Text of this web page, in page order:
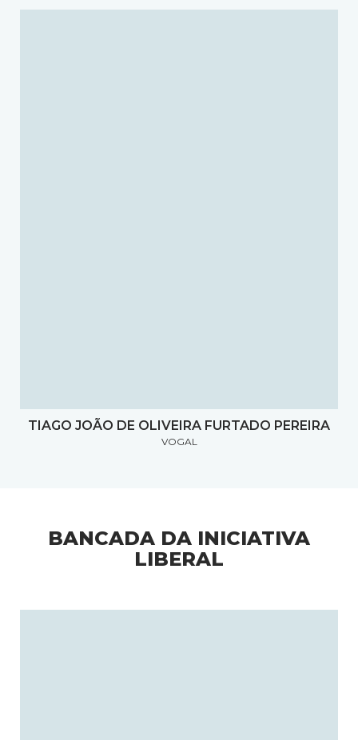
TIAGO JOÃO DE OLIVEIRA FURTADO PEREIRA
VOGAL
BANCADA DA INICIATIVA
LIBERAL